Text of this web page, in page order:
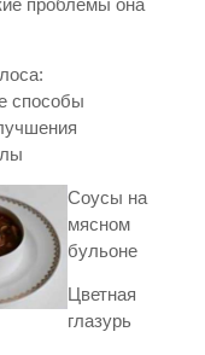
проблемы она
способы
Соусы на
мясном
бульоне
Цветная
глазурь